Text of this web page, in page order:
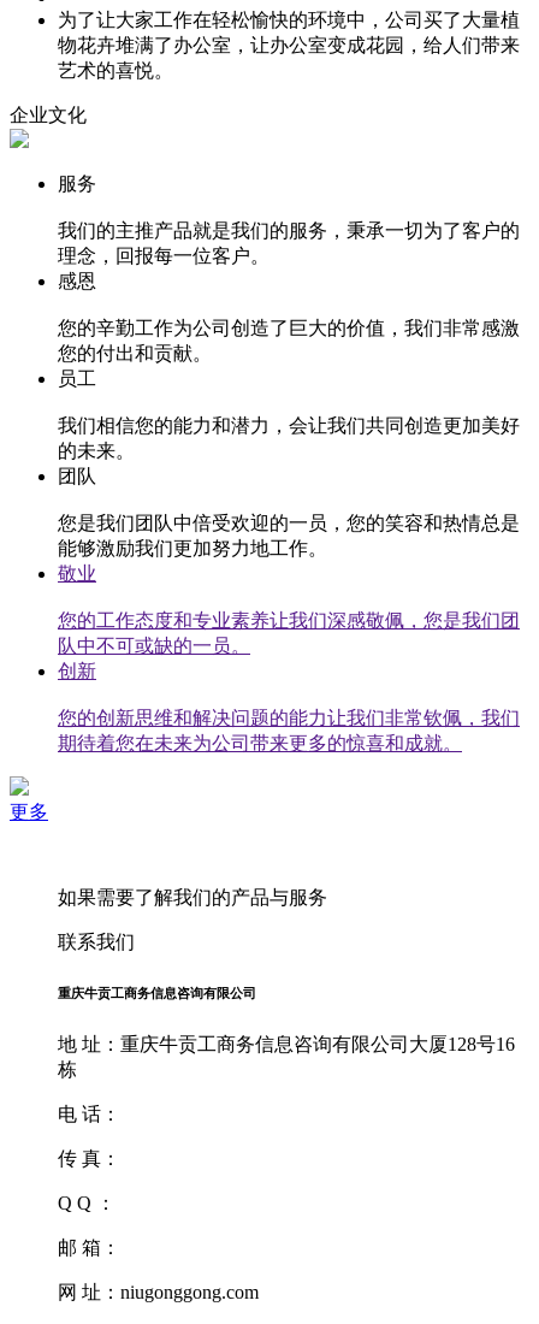
为了让大家工作在轻松愉快的环境中，公司买了大量植
物花卉堆满了办公室，让办公室变成花园，给人们带来
艺术的喜悦。
企业文化
服务
我们的主推产品就是我们的服务，秉承一切为了客户的
理念，回报每一位客户。
感恩
您的辛勤工作为公司创造了巨大的价值，我们非常感激
您的付出和贡献。
员工
我们相信您的能力和潜力，会让我们共同创造更加美好
的未来。
团队
您是我们团队中倍受欢迎的一员，您的笑容和热情总是
能够激励我们更加努力地工作。
敬业
您的工作态度和专业素养让我们深感敬佩，您是我们团
队中不可或缺的一员。
创新
您的创新思维和解决问题的能力让我们非常钦佩，我们
期待着您在未来为公司带来更多的惊喜和成就。
更多
如果需要了解我们的产品与服务
联系我们
重庆牛贡工商务信息咨询有限公司
地 址：重庆牛贡工商务信息咨询有限公司大厦128号16
栋
电 话：
传 真：
Q Q ：
邮 箱：
网 址：niugonggong.com